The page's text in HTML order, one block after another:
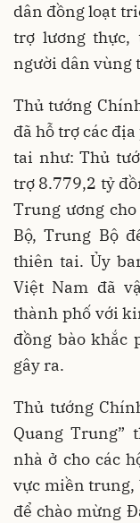
dân đồng loạt
trợ lương thực,
người dân vùng
Thủ tướng
đã hỗ trợ các
tai như: Thủ
trợ 8.779,2 tỷ
Trung ương
Bộ, Trung Bộ
thiên tai. Ủy
Việt Nam đã
thành phố với
đồng bào khắc
gây ra.
Thủ tướng
Quang Trung”
nhà ở cho các
vực miền trung,
để chào mừng